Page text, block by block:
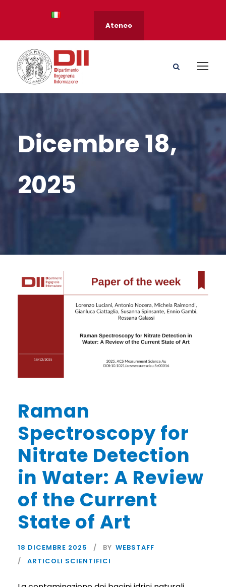
Ateneo
Dicembre 18,
2025
Raman
Spectroscopy for
Nitrate Detection
in Water: A Review
of the Current
State of Art
18 DICEMBRE 2025 BY WEBSTAFF
ARTICOLI SCIENTIFICI